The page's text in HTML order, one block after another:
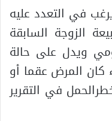
في التعدد عليه
الزوجة السابقة
ويدل على حالة
كان المرض عقما أو
في التقرير